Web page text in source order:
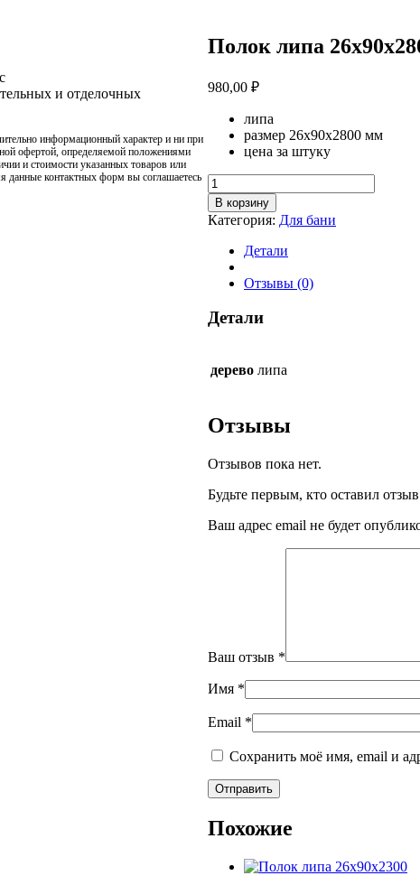
Полок липа
980,00 ₽
липа
размер 26х90х2800 мм
цена за штуку
Количество
товара
Полок
липа
26х90х2800
В корзину
Категория: Для бани
Детали
Отзывы (0)
Детали
дерево липа
Отзывы
Отзывов пока нет.
Будьте первым, кто оставил
Ваш адрес email не будет
Ваш отзыв *
Имя *
Email *
Сохранить моё имя, email и
Похожие
и отделочных
информационный характер и ни при
офертой, определяемой положениями
и стоимости указанных товаров или
данные контактных форм вы соглашаетесь